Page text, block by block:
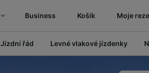
Business Košík Moje
Jízdní řád Levné vlakové jízdenky